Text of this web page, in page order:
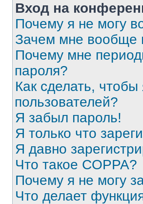
Вход на
Почему я не могу
Зачем мне вообще
Почему мне
пароля?
Как сделать,
пользователей?
Я забыл пароль!
Я только что
Я давно
Что такое COPPA?
Почему я не могу
Что делает